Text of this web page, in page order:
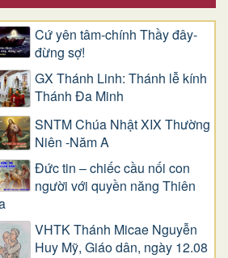
Cứ yên tâm-chính Thầy đây-
đừng sợ!
GX Thánh Linh: Thánh lễ kính
Thánh Đa Minh
SNTM Chúa Nhật XIX Thường
Niên -Năm A
Đức tin – chiếc cầu nối con
người với quyền năng Thiên
VHTK Thánh Micae Nguyễn
Huy Mỹ, Giáo dân, ngày 12.08